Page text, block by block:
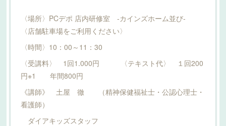
〈場所〉PCデポ 店内研修室 ‐カインズホーム並び‐
〈店舗駐車場をご利用ください〉
〈時間〉10：00～11：30
〈受講料〉 1回1.000円 〈テキスト代〉 １回200
円※1 年間800円
《講師》 土屋 徹 （精神保健福祉士・公認心理士・
看護師）
ダイアキッズスタッフ